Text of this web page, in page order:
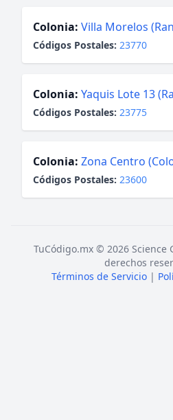
Colonia: Villa Morelos
Códigos Postales: 23770
Colonia: Yaquis Lote 13
Códigos Postales: 23775
Colonia: Zona Centro
Códigos Postales: 23600
TuCódigo.mx © 2026 Science
derechos
Términos de Servicio |